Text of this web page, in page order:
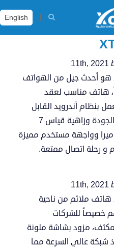
English
هاتف زونتل الشبكي XT-40G هو أحدث جيل من الهواتف
هاتف مناسب لعقد
بنظام أندرويد القابل
للتعديل ومزود بشاشة فائقة الجودة وزاهية قياس 7
وواجهة مستخدم مميزة
و رحلة اتصال ممتعة.
هاتف زونتل الشبكي XT-19G هاتف ملائم من ناحية
خصيصاً للشركات
مزود بشاشة ملونة
شبكة عالي السرعة مما